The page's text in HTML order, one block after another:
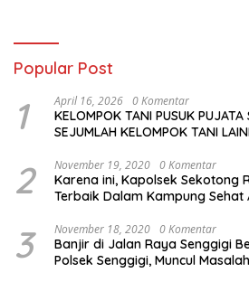
Popular Post
1 April 16, 2026 0 Komentar
KELOMPOK TANI PUSUK PUJATA
SEJUMLAH KELOMPOK TANI
MENYUKSESKAN PROGRAM
HORTIKULTURA, KHUSUSNYA
BAWANG PUTIH DARI APBN
2 November 19, 2020 0 Komentar
Karena ini, Kapolsek Sekotong
Terbaik Dalam Kampung Sehat
3 November 18, 2020 0 Komentar
Banjir di Jalan Raya Senggigi
Polsek Senggigi, Muncul